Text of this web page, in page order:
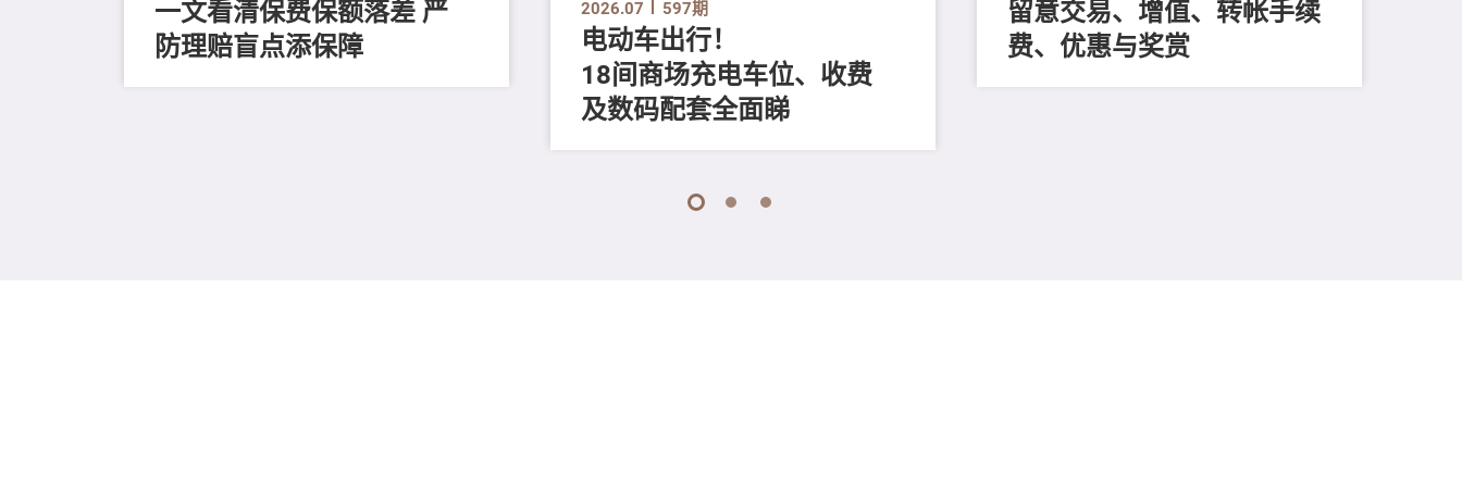
一文看清保费保额落差 严
防理赔盲点添保障
2026.07 597期
电动车出行！
18间商场充电车位、收费
及数码配套全面睇
留意交易、增值、转帐手续
费、优惠与奖赏
1 2 3